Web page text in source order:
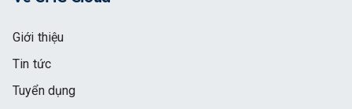
Giới thiệu
Tin tức
Tuyển dụng